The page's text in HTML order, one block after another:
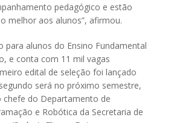
pedagógico e estão
melhor aos alunos”, afirmou.
para alunos do Ensino Fundamental
e conta com 11 mil vagas
edital de seleção foi lançado
será no próximo semestre,
chefe do Departamento de
e Robótica da Secretaria de